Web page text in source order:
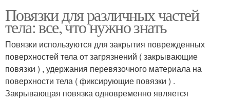
Повязки для различных частей
тела: все, что нужно знать
Повязки используются для закрытия поврежденных
поверхностей тела от загрязнений ( закрывающие
повязки ) , удержания перевязочного материала на
поверхности тела ( фиксирующие повязки ) .
Закрывающая повязка одновременно является